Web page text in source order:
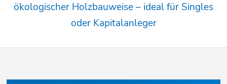
ökologischer Holzbauweise – ideal für Singles
oder Kapitalanleger